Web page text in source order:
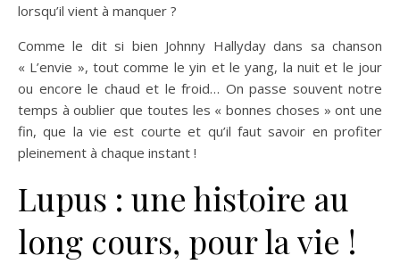
lorsqu’il vient à manquer ?
Comme le dit si bien Johnny Hallyday dans sa chanson
« L’envie », tout comme le yin et le yang, la nuit et le jour
ou encore le chaud et le froid… On passe souvent notre
temps à oublier que toutes les « bonnes choses » ont une
fin, que la vie est courte et qu’il faut savoir en profiter
pleinement à chaque instant !
Lupus : une histoire au
long cours, pour la vie !